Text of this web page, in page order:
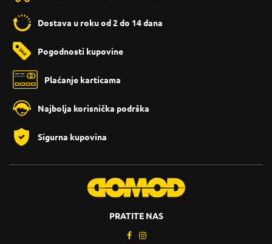
Dostava u roku od 2 do 14 dana
Pogodnosti kupovine
Plaćanje karticama
Najbolja korisnička podrška
Sigurna kupovina
PRATITE NAS